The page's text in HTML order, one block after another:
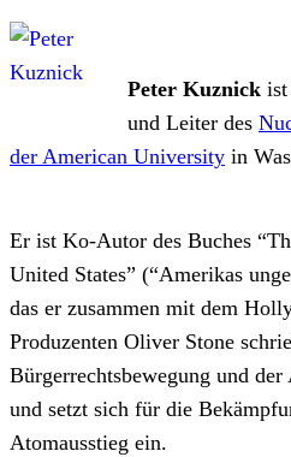
Peter Kuznick ist
und Leiter des
der American University in
Er ist Ko-Autor des Buches
United States” (“Amerikas
das er zusammen mit dem
Produzenten Oliver Stone
Bürgerrechtsbewegung und
und setzt sich für die
Atomausstieg ein.